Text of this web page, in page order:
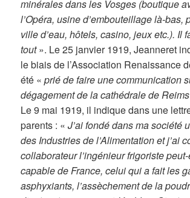
minérales dans les Vosges (boutique
l’Opéra, usine d’embouteillage là-bas,
ville d’eau, hôtels, casino, jeux etc.). Il
tout». Le 25 janvier 1919, Jeanneret
le biais de l’Association Renaissance
été «prié de faire une communication
dégagement de la cathédrale de Reims
Le 9 mai 1919, il indique dans une
parents : «J’ai fondé dans ma société
des Industries de l’Alimentation et j’ai
collaborateur l’ingénieur frigoriste
capable de France, celui qui a fait les
asphyxiants, l’assèchement de la